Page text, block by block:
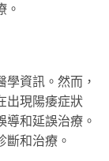
。
資訊。然而，
出現陽痿症狀
導和延誤治療。
斷和治療。